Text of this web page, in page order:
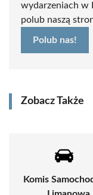
wydarzeniach w
polub naszą
Polub nas!
Zobacz Także
Komis